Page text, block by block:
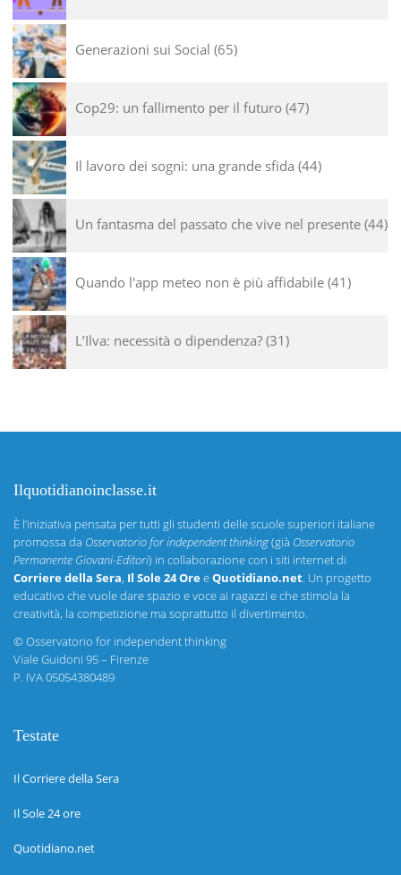
Generazioni sui Social 65
Cop29: un fallimento per il futuro 47
Il lavoro dei sogni: una grande sfida 44
Un fantasma del passato che vive nel presente 44
Quando l'app meteo non è più affidabile 41
L’Ilva: necessità o dipendenza? 31
Ilquotidianoinclasse.it
È l’iniziativa pensata per tutti gli studenti delle scuole superiori italiane
promossa da Osservatorio for independent thinking(già Osservatorio
Permanente Giovani-Editori) in collaborazione con i siti internet di
Corriere della Sera, Il Sole 24 OreeQuotidiano.net. Un progetto
educativo che vuole dare spazio e voce ai ragazzi e che stimola la
creatività, la competizione ma soprattutto il divertimento.
©Osservatorio for independent thinking
Viale Guidoni 95 – Firenze
P. IVA 05054380489
Testate
Il Corriere della Sera
Il Sole 24 ore
Quotidiano.net